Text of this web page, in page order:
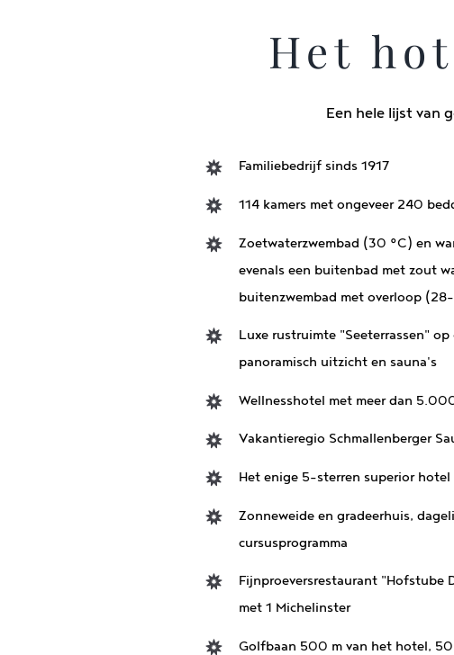
Het
Een hele lijst van
Familiebedrijf sinds 1917
114 kamers met ongeveer 240
Zoetwaterzwembad (30 °C) en
evenals een buitenbad met zout
buitenzwembad met overloop
Luxe rustruimte "Seeterrassen"
panoramisch uitzicht en sauna's
Wellnesshotel met meer dan
Vakantieregio Schmallenberger
Het enige 5-sterren superior hotel
Zonneweide en gradeerhuis,
cursusprogramma
Fijnproeversrestaurant "Hofstube
met 1 Michelinster
Golfbaan 500 m van het hotel,